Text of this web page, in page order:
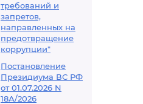
требований и
запретов,
направленных на
предотвращение
коррупции"
Постановление
Президиума ВС РФ
от 01.07.2026 N
18А/2026